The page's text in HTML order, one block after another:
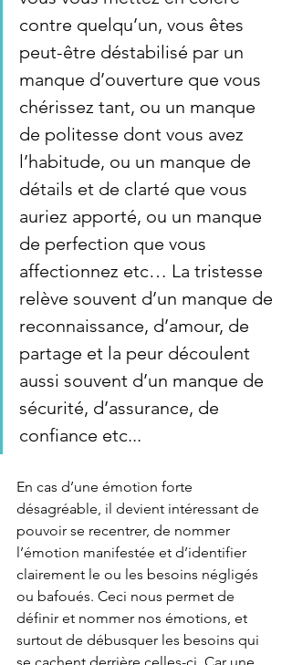
contre quelqu’un, vous êtes
peut-être déstabilisé par un
manque d’ouverture que vous
chérissez tant, ou un manque
de politesse dont vous avez
l’habitude, ou un manque de
détails et de clarté que vous
auriez apporté, ou un manque
de perfection que vous
affectionnez etc… La tristesse
relève souvent d’un manque de
reconnaissance, d’amour, de
partage et la peur découlent
aussi souvent d’un manque de
sécurité, d’assurance, de
confiance etc...
En cas d’une émotion forte
désagréable, il devient intéressant de
pouvoir se recentrer, de nommer
l’émotion manifestée et d’identifier
clairement le ou les besoins négligés
ou bafoués. Ceci nous permet de
définir et nommer nos émotions, et
surtout de débusquer les besoins qui